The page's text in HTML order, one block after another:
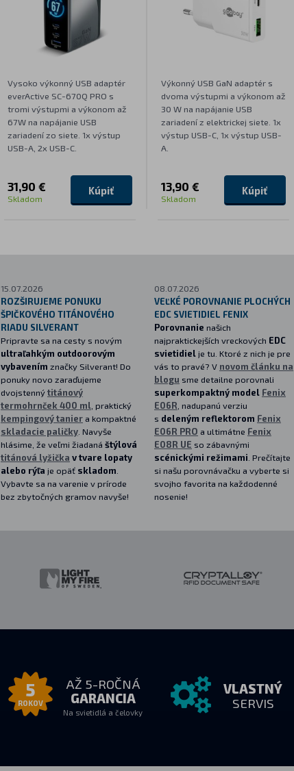
Vysoko výkonný USB adaptér
everActive SC-670Q PRO s
tromi výstupmi a výkonom až
67W na napájanie USB
zariadení zo siete. 1x výstup
USB-A, 2x USB-C.
31,90 €
Skladom
Kúpiť
Výkonný USB GaN adaptér s
dvoma výstupmi a výkonom až
30 W na napájanie USB
zariadení z elektrickej siete. 1x
výstup USB-C, 1x výstup USB-
A.
13,90 €
Skladom
Kúpiť
15.07.2026
ROZŠIRUJEME PONUKU
ŠPIČKOVÉHO TITÁNOVÉHO
RIADU SILVERANT
Pripravte sa na cesty s novým
ultraľahkým outdoorovým
vybavením značky Silverant! Do
ponuky novo zaraďujeme
dvojstennýtitánový
termohrnček 400 ml , praktický
kempingový taniera kompaktné
skladacie paličky. Navyše
hlásime, že veľmi žiadaná štýlová
titánová lyžička v tvare lopaty
alebo rýľa je opäť skladom
Vybavte sa na varenie v prírode
bez zbytočných gramov navyše!
08.07.2026
VEĽKÉ POROVNANIE PLOCHÝCH
EDC SVIETIDIEL FENIX
Porovnanie našich
najpraktickejších vreckových EDC
svietidielje tu. Ktoré z nich je pre
vás to pravé? V novom článku na
blogu sme detailne porovnali
superkompaktný model Fenix
E06R , nadupanú verziu
s deleným reflektorom Fenix
E06R PRO a ultimátne Fenix
E08R UE so zábavnými
scénickými režimami . Prečítajte
si našu porovnávačku a vyberte si
svojho favorita na každodenné
nosenie!
5
ROKOV
AŽ 5-ROČNÁ
GARANCIA
Na svietidlá a čelovky
VLASTNÝ
SERVIS